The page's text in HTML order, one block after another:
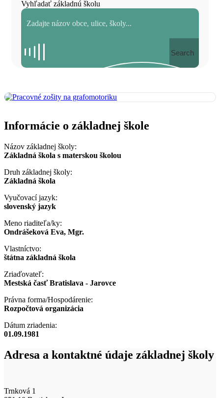
Vyhľadať základnú školu
Search
Informácie o základnej škole
Názov základnej školy:
Základná škola s materskou školou
Druh základnej školy:
Základná škola
Vyučovací jazyk:
slovenský jazyk
Meno riaditeľa/ky:
Ondrášeková Eva, Mgr.
Vlastníctvo:
štátna základná škola
Zriaďovateľ:
Mestská časť Bratislava - Jarovce
Právna forma/Hospodárenie:
Rozpočtová organizácia
Dátum zriadenia:
01.09.1981
Adresa a kontaktné údaje základnej školy
Trnková 1